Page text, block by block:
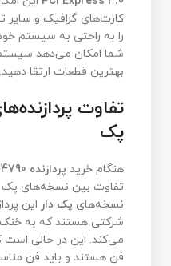
کارت‌های گرافیک و سایر
را به راحتی به سیستم
شما امکان می‌دهد سیستم
بهترین قطعات ارتقا دهید.
تفاوت
پک
هنگام خرید پردازنده Intel Core™ i7-4790
تفاوت بین نسخه‌های پک
نسخه‌های پک دار
شرکتی هستند که به
می‌کند. این در حالی
فن هستند و باید فن